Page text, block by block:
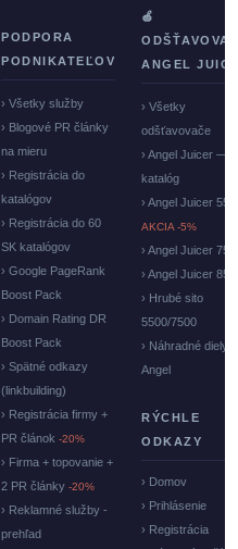
PODPORA
PODNIKATEĽOV
› Všetky služby
› Blogové PR články
na mieru
› Registrácia do
katalógov
› Registrácia do 60
SK katalógov
› Google PageRank
Boost Pack
› Domain Rating DR
Boost Pack
› Spätné odkazy
(linkbuilding)
› Registrácia firmy +
PR článok -20%
› Firma + topovanie +
2 PR články -20%
› Reklamné služby -
prehľad
🍏
ANGEL
› Všetky
odšťavovače
› Angel Juicer —
katalóg
› Angel Juicer
AKCIA -5%
› Angel Juicer
› Angel Juicer
› Hrubé sito
5500/7500
› Náhradné diely
Angel
RÝCHLE
ODKAZY
› Domov
› Prihlásenie
› Registrácia